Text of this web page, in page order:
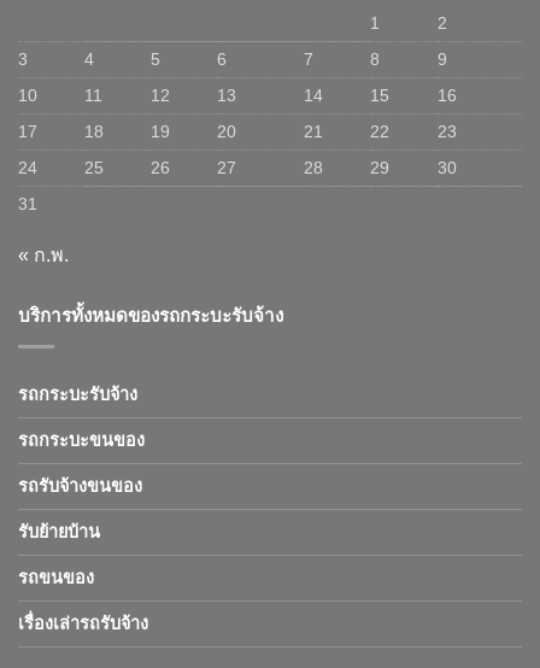
1
2
3
4 5 6 7 8
9
10
11 12 13 14 15
16
17
18 19 20 21 22
23
24
25 26 27 28 29
30
31
« ก.พ.
บริการทั้งหมดของรถกระบะรับจ้าง
รถกระบะรับจ้าง
รถกระบะขนของ
รถรับจ้างขนของ
รับย้ายบ้าน
รถขนของ
เรื่องเล่ารถรับจ้าง